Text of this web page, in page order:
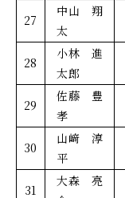
27
中山 翔
太
28
小林 進
太郎
29
佐藤 豊
孝
30
山﨑 淳
平
31
大森 亮